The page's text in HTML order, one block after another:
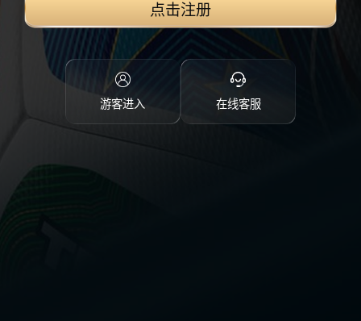
点击注册
游客进入 在线客服